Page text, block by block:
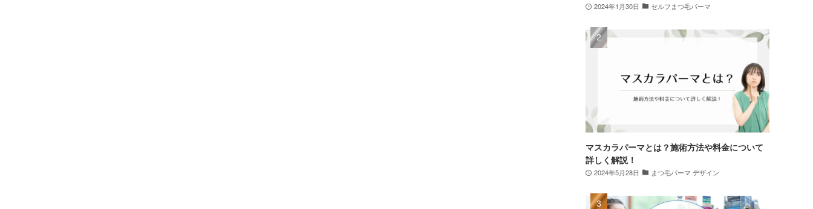
2024年1月30日 セルフまつ毛パーマ
マスカラパーマとは？施術方法や料金について
詳しく解説！
2024年5月28日 まつ毛パーマ デザイン